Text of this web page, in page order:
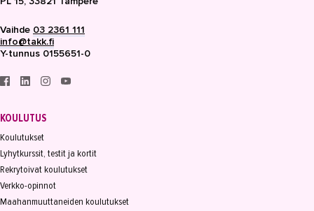
Vaihde 03 2361 111
info@takk.fi
Y-tunnus 0155651-0
KOULUTUS
Koulutukset
Lyhytkurssit, testit ja kortit
Rekrytoivat koulutukset
Verkko-opinnot
Maahanmuuttaneiden koulutukset